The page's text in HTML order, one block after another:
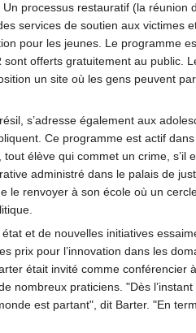
processus restauratif (la
services de soutien aux
pour les jeunes. Le programme
offerts gratuitement au public.
un site où les gens peuvent
s’adresse également aux
Ce programme est actif
élève qui commet un crime,
administré dans le palais de
le renvoyer à son école où un
et de nouvelles initiatives
prix pour l’innovation dans les
était invité comme
nombreux praticiens. "Dès
est partant", dit Barter. "En